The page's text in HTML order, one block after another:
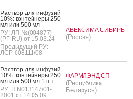
Рас­твор для ин­фу­зий
10%: кон­тей­не­ры 250
мл или 500 мл
РУ: ЛП-№(004877)-
(РГ-RU) от 15.03.24
Предыдущий РУ:
ЛСР-008111/08
АВЕКСИМА СИБИРЬ
(Россия)
Рас­твор для ин­фу­зий
10%: кон­тей­не­ры 250
мл или 500 мл 1 шт.
РУ: П N013147/01-
2001 от 14.05.09
ФАРМЛЭНД СП
(Республика
Беларусь)